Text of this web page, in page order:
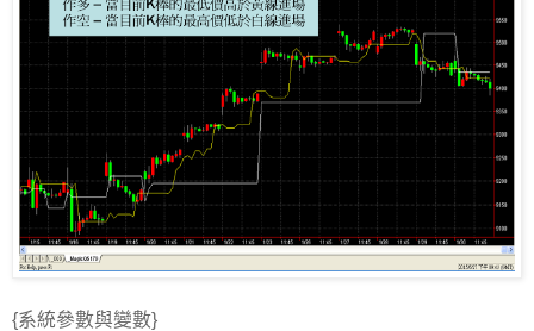
{系統參數與變數}